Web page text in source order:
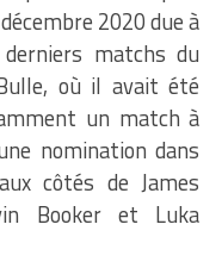
2020 due à
matchs du
où il avait été
un match à
nomination dans
côtés de James
Booker et Luka